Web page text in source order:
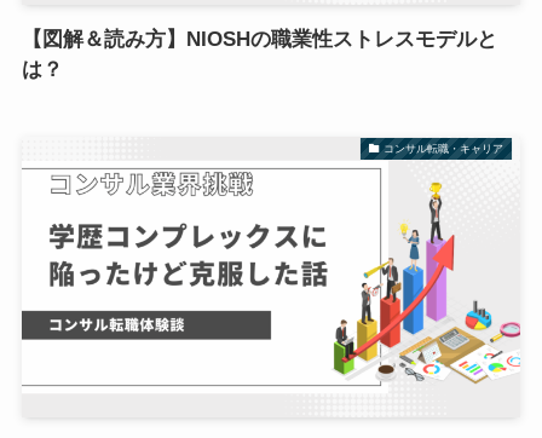
【図解＆読み方】NIOSHの職業性ストレスモデルと
は？
コンサル転職・キャリア